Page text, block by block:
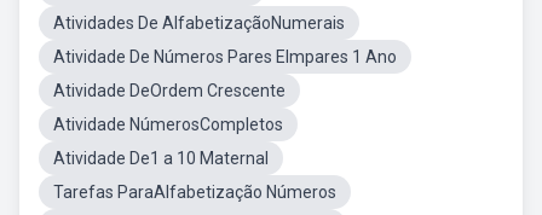
Atividades De AlfabetizaçãoNumerais
Atividade De Números Pares EImpares 1 Ano
Atividade DeOrdem Crescente
Atividade NúmerosCompletos
Atividade De1 a 10 Maternal
Tarefas ParaAlfabetização Números